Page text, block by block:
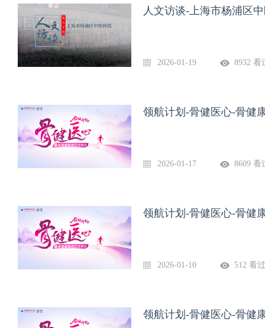
人文访谈-上海市杨浦区
2026-01-19 8932 看
领航计划-骨健医心-骨健
2026-01-17 8609 看
领航计划-骨健医心-骨健
2026-01-10 512 看过
领航计划-骨健医心-骨健